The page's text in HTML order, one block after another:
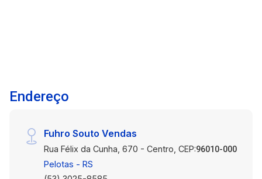
circulação e 19,8417 m? nas áreas reais de uso
comum, totalizando a área real de 56,5463 m? e
do terreno onde assenta a edificação.
Endereço
Fuhro Souto Vendas
Rua Félix da Cunha, 670 - Centro, CEP:96010-000
Pelotas - RS